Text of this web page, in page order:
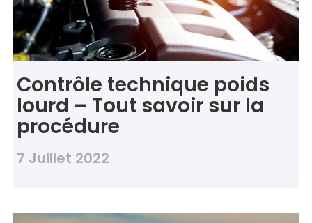
Contrôle technique poids
lourd – Tout savoir sur la
procédure
7 Juillet 2022